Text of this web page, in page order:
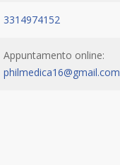
3314974152
Appuntamento online:
philmedica16@gmail.com